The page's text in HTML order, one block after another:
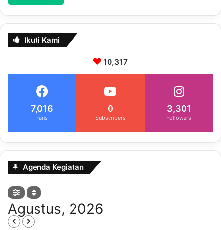
Ikuti Kami
10,317
7,016
Fans
0
Subscribers
3,301
Followers
Agenda Kegiatan
Agustus, 2026